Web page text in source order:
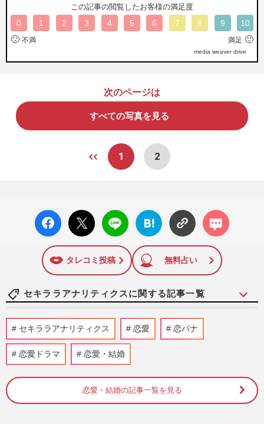
この記事の閲覧したお客様の満足度
0 1 2 3 4 5 6 7 8 9 10
🙁 不満 満足 🙂
media weaver drive
次のページは
すべての写真を見る
1 2
facebo
ok い
X ポス
ト
LINE
はてな
ブック
に追加
コメン
ト
タレコミ投稿 無料占い
セキララアナリティクスに関する記事一覧
加藤浩次、“矛盾”のリスクを冒してでも初
志貫徹の姿勢を崩さない理由
雛菊あんじ
ジャニーさんの「家族葬」のお値段は？
セキララアナリティクス 恋愛 恋バナ
恋愛ドラマ 恋愛・結婚
恋愛・結婚の記事一覧を見る